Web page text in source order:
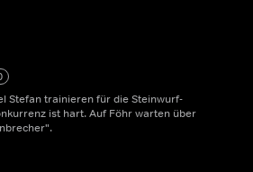
Stefan trainieren für die Steinwurf-
ist hart. Auf Föhr warten über